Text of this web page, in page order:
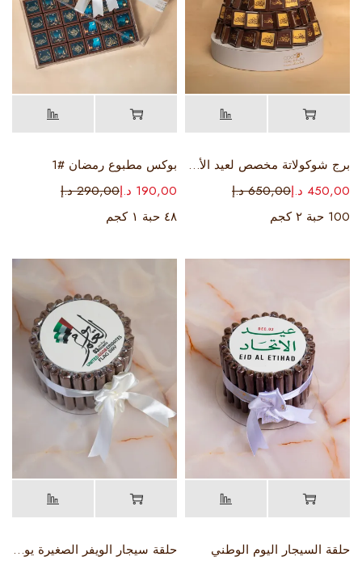
برج شوكولاتة مخصص لعيد الأضحى
650,00 د.إ 450,00 د.إ
100 حبة ٢ كجم
بوكس مطبوع رمضان #1
290,00 د.إ 190,00 د.إ
٤٨ حبة ١ كجم
حلقة السيجار اليوم الوطني
حلقة سيجار الويفر الصغيرة يوم العلم